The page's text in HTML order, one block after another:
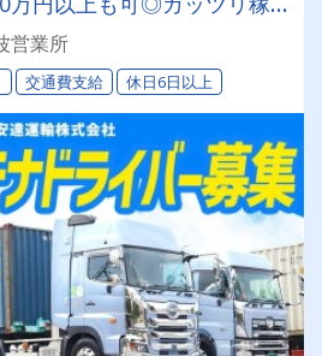
近平均115万円‼】【運転の
シ！】東京ドーム2つ分の
の大きさ、企業安定性抜
営業所
交通費支給 休日6日以上